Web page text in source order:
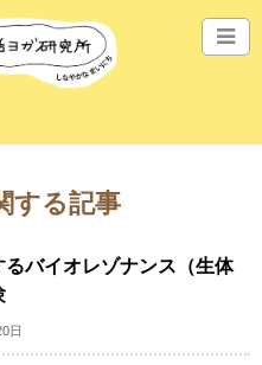
する記事
バイオレゾナンス（生体
日